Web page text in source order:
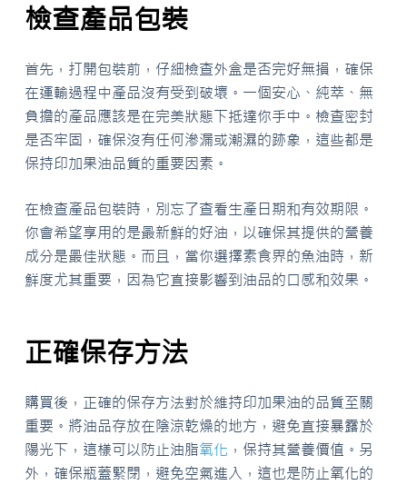
檢查產品包裝
首先，打開包裝前，仔細檢查外盒是否完好無損，確保
在運輸過程中產品沒有受到破壞。一個安心、純萃、無
負擔的產品應該是在完美狀態下抵達你手中。檢查密封
是否牢固，確保沒有任何滲漏或潮濕的跡象，這些都是
保持印加果油品質的重要因素。
在檢查產品包裝時，別忘了查看生產日期和有效期限。
你會希望享用的是最新鮮的好油，以確保其提供的營養
成分是最佳狀態。而且，當你選擇素食界的魚油時，新
鮮度尤其重要，因為它直接影響到油品的口感和效果。
正確保存方法
購買後，正確的保存方法對於維持印加果油的品質至關
重要。將油品存放在陰涼乾燥的地方，避免直接暴露於
陽光下，這樣可以防止油脂氧化 ，保持其營養價值。另
外，確保瓶蓋緊閉，避免空氣進入，這也是防止氧化的